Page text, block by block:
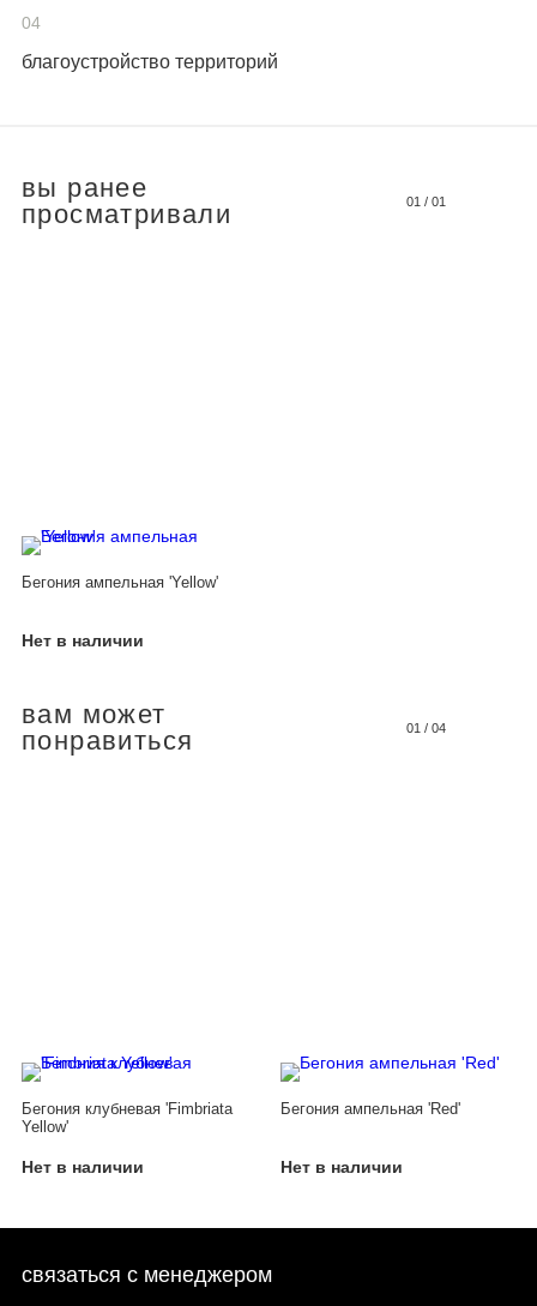
04
благоустройство территорий
вы ранее
просматривали
01 / 01
Бегония ампельная 'Yellow'
Нет в наличии
вам может
понравиться
01 / 04
Бегония клубневая 'Fimbriata
Yellow'
Нет в наличии
Бегония ампельная 'Red'
Нет в наличии
связаться с менеджером